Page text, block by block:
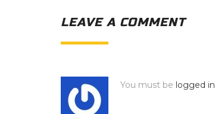
LEAVE A COMMENT
You must be logged in